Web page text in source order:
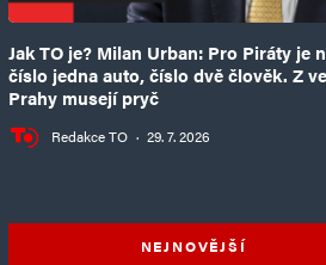
Jak TO je? Milan Urban: Pro Piráty je
číslo jedna auto, číslo dvě člověk. Z
Prahy musejí pryč
Redakce TO · 29. 7. 2026
NEJNOVĚJŠÍ